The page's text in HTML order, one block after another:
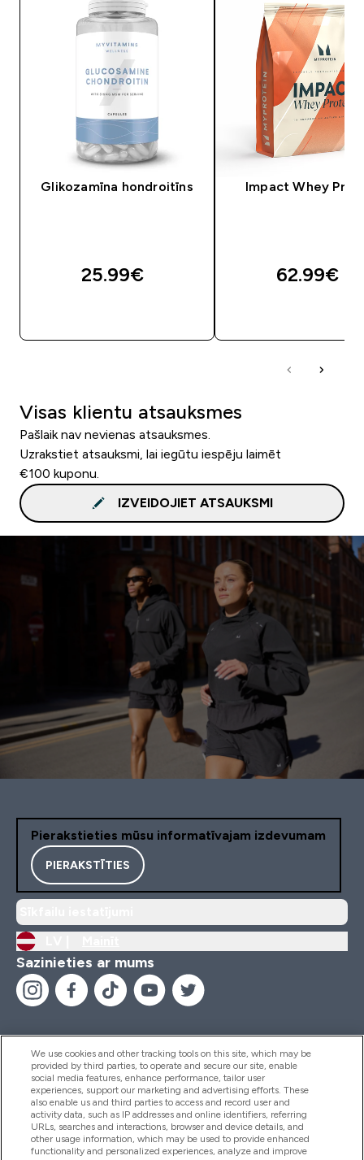
Glikozamīna hondroitīns
25.99€‎
Impact Whey
62.99€‎
Visas klientu atsauksmes
Pašlaik nav nevienas atsauksmes.
Uzrakstiet atsauksmi, lai iegūtu iespēju laimēt
€100 kuponu.
IZVEIDOJIET ATSAUKSMI
Pierakstieties mūsu informatīvajam izdevumam
PIERAKSTĪTIES
Sazinieties ar mums
Palīdzība Un Informācija
Produkti
We use cookies and other tracking tools on this site, which may be
provided by third parties, to operate and secure our site, enable
social media features, enhance performance, tailor user
experiences, support our marketing and advertising efforts. These
also enable us and third parties to access and record user and
activity data, such as IP addresses and online identifiers, referring
URLs, searches and interactions, browser and device details, and
other usage information, which may be used to provide enhanced
functionality and personalized experiences, analyze and improve